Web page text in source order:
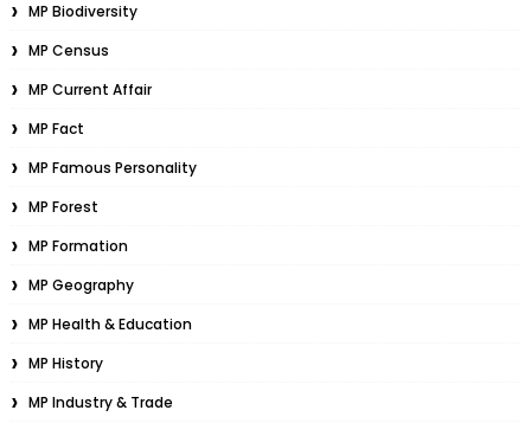
MP Biodiversity
MP Census
MP Current Affair
MP Fact
MP Famous Personality
MP Forest
MP Formation
MP Geography
MP Health & Education
MP History
MP Industry & Trade